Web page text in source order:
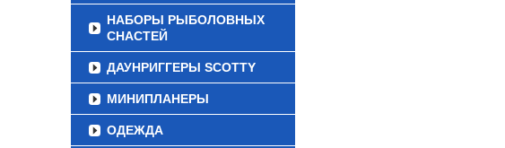
НАБОРЫ РЫБОЛОВНЫХ
СНАСТЕЙ
ДАУНРИГГЕРЫ SCOTTY
МИНИПЛАНЕРЫ
ОДЕЖДА